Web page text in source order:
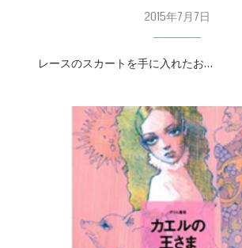
2015年7月7日
レースのスカートを手に入れたお…